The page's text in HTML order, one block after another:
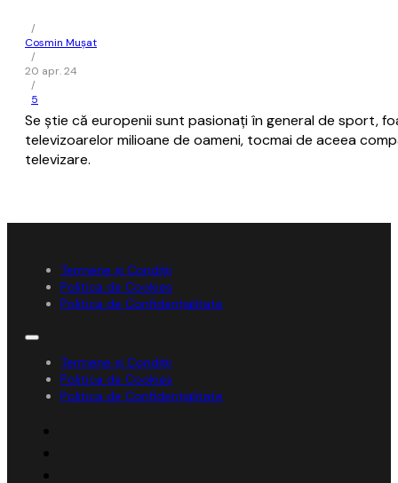
/
Cosmin Mușat
/
20 apr. 24
/
5
Se ştie că europenii sunt pasionaţi în general de sport,
televizoarelor milioane de oameni, tocmai de aceea
televizare.
Termene și Condiții
Politica de Cookies
Politica de Confidențialitate
Termene și Condiții
Politica de Cookies
Politica de Confidențialitate